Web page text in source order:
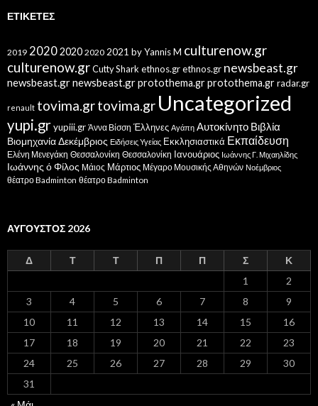
ΕΤΙΚΈΤΕΣ
2019 20202020 2020 2021 by Yannis M culturenow.gr
culturenow.grCutty Sharkethnos.grethnos.gr newsbeast.gr
newsbeast.grnewsbeast.grprotothema.grprotothema.grradar.gr
renault tovima.grtovima.gr Uncategorized
yupi.gryupiii.gr Άννα Βίσση Έλληνες Αγάπη Αυτοκίνητο Βιβλία
ΒιομηχανίαΔεκέμβριος Ειδήσεις Υγείας Εκκλησιαστικά Εκπαίδευση
Ελένη Μενεγάκη Θεσσαλονίκη Θεσσαλονίκη Ιανουάριος Ιωάννης Γ. Μιχαηλίδης
Ιωάννης ό Φίλος Μάιος Μάρτιος Μέγαρο Μουσικής Αθηνών Νοέμβριος
θέατρο Badminton θέατρο Badminton
ΑΎΓΟΥΣΤΟΣ 2026
Δ Τ Τ Π Π Σ
Κ
1
2
3
4 5 6 7 8
9
10
11 12 13 14 15
16
17
18 19 20 21 22
23
24
25 26 27 28 29
30
31